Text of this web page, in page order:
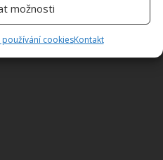
možnosti
cookiesKontakt